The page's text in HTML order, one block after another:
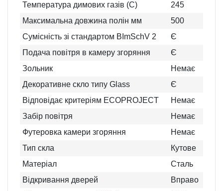
Температура димових газів (C)
245
Максимальна довжина полін мм
500
Сумісність зі стандартом BImSchV 2
Є
Подача повітря в камеру згоряння
Є
Зольник
Немає
Декоративне скло типу Glass
Є
Відповідає критеріям ECOPROJECT
Немає
Забір повітря
Немає
Футеровка камери згоряння
Немає
Тип скла
Кутове
Матеріал
Сталь
Відкривання дверей
Вправо